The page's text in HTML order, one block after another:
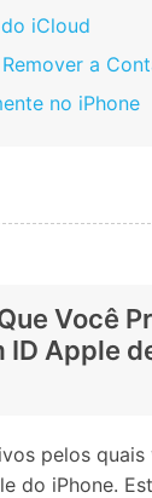
iCloud
a
no iPhone
Você
ID Apple
pelos
do iPhone.